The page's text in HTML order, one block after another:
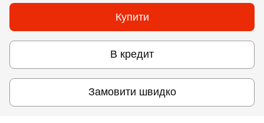
Купити
В кредит
Замовити швидко